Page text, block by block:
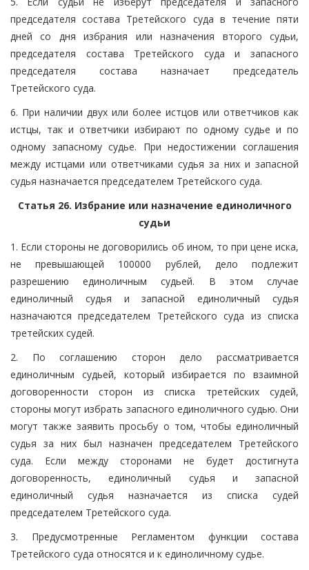
председателя состава Третейского суда в течение пяти
дней со дня избрания или назначения второго судьи,
председателя состава Третейского суда и запасного
председателя состава назначает председатель
Третейского суда.
6. При наличии двух или более истцов или ответчиков как
истцы, так и ответчики избирают по одному судье и по
одному запасному судье. При недостижении соглашения
между истцами или ответчиками судья за них и запасной
судья назначается председателем Третейского суда.
Статья 26. Избрание или назначение единоличного
судьи
1. Если стороны не договорились об ином, то при цене иска,
не превышающей 100000 рублей, дело подлежит
разрешению единоличным судьей. В этом случае
единоличный судья и запасной единоличный судья
назначаются председателем Третейского суда из списка
третейских судей.
2. По соглашению сторон дело рассматривается
единоличным судьей, который избирается по взаимной
договоренности сторон из списка третейских судей,
стороны могут избрать запасного единоличного судью. Они
могут также заявить просьбу о том, чтобы единоличный
судья за них был назначен председателем Третейского
суда. Если между сторонами не будет достигнута
договоренность, единоличный судья и запасной
единоличный судья назначается из списка судей
председателем Третейского суда.
3. Предусмотренные Регламентом функции состава
Третейского суда относятся и к единоличному судье.